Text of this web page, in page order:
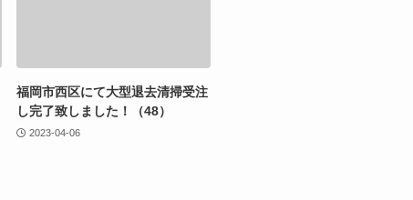
福岡市西区にて大型退去清掃受注
し完了致しました！（48）
2023-04-06